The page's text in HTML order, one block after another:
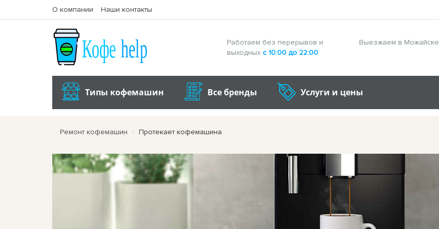
О компании Наши контакты
Работаем без перерывов и
выходныхс 10:00 до 22:00
Выезжаем в Можайске
Типы кофемашин Все бренды Услуги и цены
Ремонт кофемашин Протекает кофемашина